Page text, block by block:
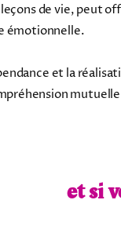
leçons de vie, peut
émotionnelle.
et la
et si